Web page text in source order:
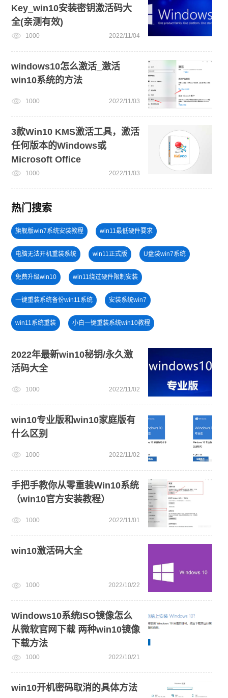
Key_win10安装密钥激活码大
全(亲测有效)
1000 2022/11/04
windows10怎么激活_激活
win10系统的方法
1000 2022/11/03
3款Win10 KMS激活工具，激活
任何版本的Windows或
Microsoft Office
1000 2022/11/03
热门搜索
旗舰版win7系统安装教程 win11最低硬件要求
电脑无法开机重装系统 win11正式版 U盘装win7系统
免费升级win10 win11绕过硬件限制安装
一键重装系统备份win11系统 安装系统win7
win11系统重装 小白一键重装系统win10教程
新手如何重装电脑系统win7
电脑开不了机怎么重装系统 win11怎么升级
windows11安装教程 小白一键重装系统绿色版
电脑开不了机
2022年最新win10秘钥/永久激
活码大全
1000 2022/11/02
win10专业版和win10家庭版有
什么区别
1000 2022/11/02
手把手教你从零重装Win10系统
（win10官方安装教程）
1000 2022/11/01
win10激活码大全
1000 2022/10/22
Windows10系统ISO镜像怎么
从微软官网下载 两种win10镜像
下载方法
1000 2022/10/21
win10开机密码取消的具体方法